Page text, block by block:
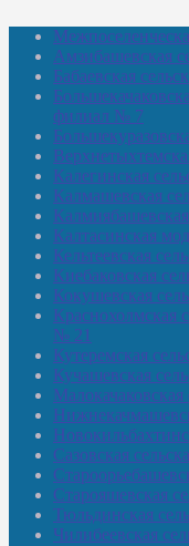
Амзибашевская
Бабаевская
филиал № 7
Калегинская
Калмашевская
Калтасинская
Кельтеевская
Киебаковская
Кокушевская
Краснохолмская
№ 21
Кутеремская
Кучашевская
Сазовская
Старояшевская
Тюльдинская
Чилибеевская